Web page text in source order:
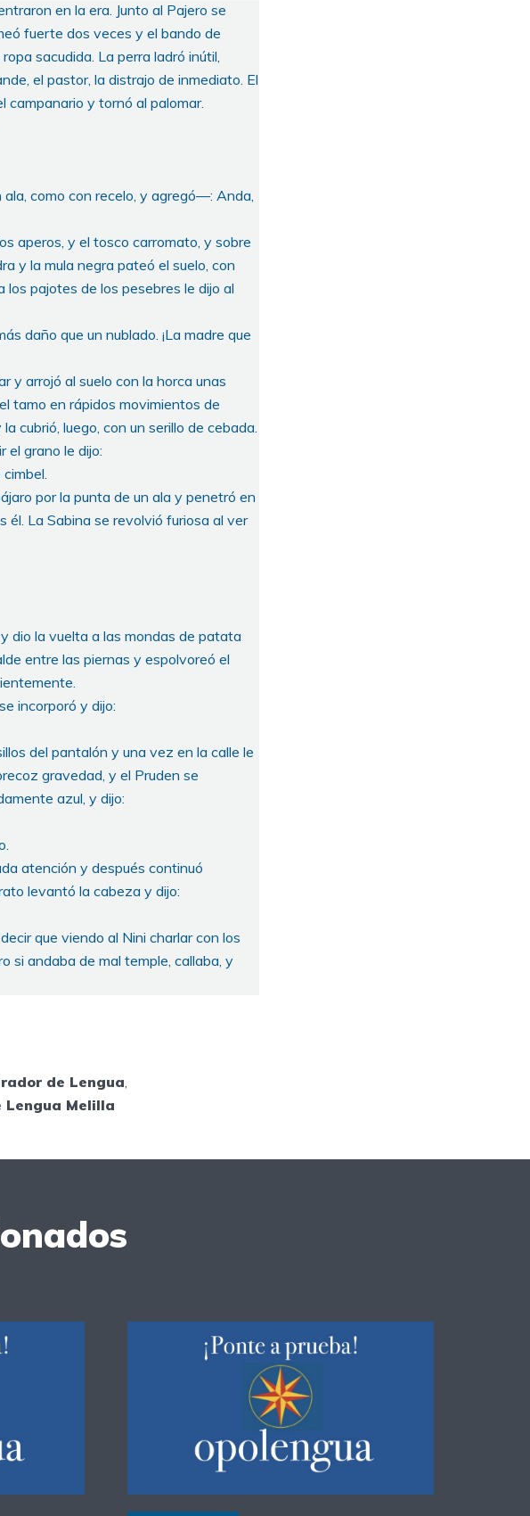
en la era. Junto al Pajero se
fuerte dos veces y el bando de
sacudida. La perra ladró inútil,
el pastor, la distrajo de inmediato. El
campanario y tornó al palomar.
como con recelo, y agregó—: Anda,
aperos, y el tosco carromato, y sobre
y la mula negra pateó el suelo, con
los pajotes de los pesebres le dijo al
daño que un nublado. ¡La madre que
y arrojó al suelo con la horca unas
tamo en rápidos movimientos de
cubrió, luego, con un serillo de cebada.
el grano le dijo:
por la punta de un ala y penetró en
él. La Sabina se revolvió furiosa al ver
dio la vuelta a las mondas de patata
entre las piernas y espolvoreó el
incorporó y dijo:
del pantalón y una vez en la calle le
gravedad, y el Pruden se
azul, y dijo:
atención y después continuó
levantó la cabeza y dijo:
que viendo al Nini charlar con los
si andaba de mal temple, callaba, y
de Lengua
Melilla